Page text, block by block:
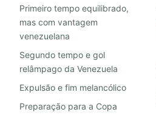
Primeiro tempo equilibrado,
mas com vantagem
venezuelana
Segundo tempo e gol
relâmpago da Venezuela
Expulsão e fim melancólico
Preparação para a Copa